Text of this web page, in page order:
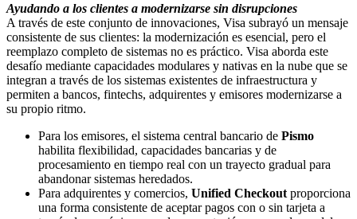
Ayudando a los clientes a modernizarse sin disrupciones
A través de este conjunto de innovaciones, Visa subrayó un mensaje
consistente de sus clientes: la modernización es esencial, pero el
reemplazo completo de sistemas no es práctico. Visa aborda este
desafío mediante capacidades modulares y nativas en la nube que se
integran a través de los sistemas existentes de infraestructura y
permiten a bancos, fintechs, adquirentes y emisores modernizarse a
su propio ritmo.
Para los emisores, el sistema central bancario de Pismo
habilita flexibilidad, capacidades bancarias y de
procesamiento en tiempo real con un trayecto gradual para
abandonar sistemas heredados.
Para adquirentes y comercios, Unified Checkout proporciona
una forma consistente de aceptar pagos con o sin tarjeta a